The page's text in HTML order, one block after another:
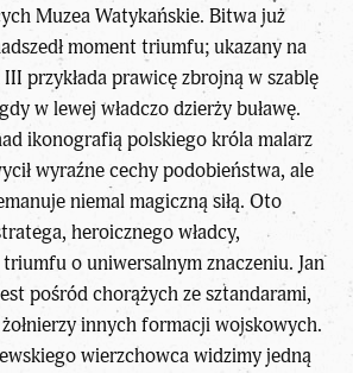
Muzea Watykańskie. Bitwa już
moment triumfu; ukazany na
III przykłada prawicę zbrojną w szablę
w lewej władczo dzierży buławę.
ikonografią polskiego króla malarz
wyraźne cechy podobieństwa, ale
niemal magiczną siłą. Oto
heroicznego władcy,
o uniwersalnym znaczeniu. Jan
pośród chorążych ze sztandarami,
innych formacji wojskowych.
wierzchowca widzimy jedną